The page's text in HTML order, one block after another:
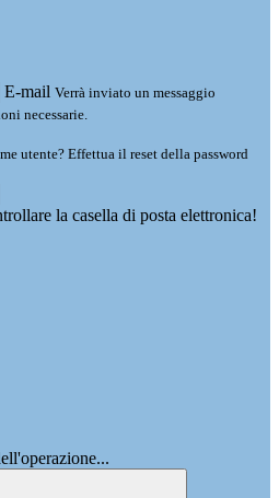
E-mail Verrà inviato un messaggio
necessarie.
utente? Effettua il reset della password
la casella di posta elettronica!